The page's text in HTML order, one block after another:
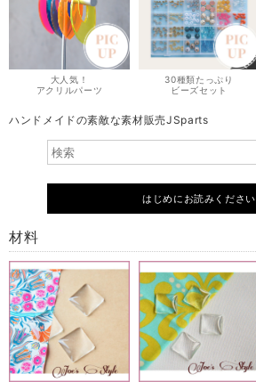
大人気！
アクリルパーツ
30種類たっぷり
ビーズセット
ハンドメイドの素敵な素材販売JSparts
はじめにお読みください
材料